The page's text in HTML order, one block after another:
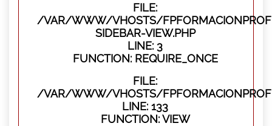
FILE:
/VAR/WWW/VHOSTS/
SIDEBAR-VIEW.PHP
LINE: 3
FUNCTION: REQUIRE_ONCE
FILE:
/VAR/WWW/VHOSTS/
LINE: 133
FUNCTION: VIEW